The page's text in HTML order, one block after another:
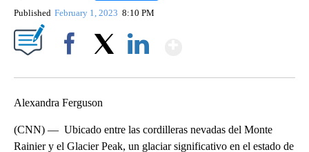
Published February 1, 2023 8:10 PM
Alexandra Ferguson
(CNN) — Ubicado entre las cordilleras nevadas del Monte
Rainier y el Glacier Peak, un glaciar significativo en el estado de